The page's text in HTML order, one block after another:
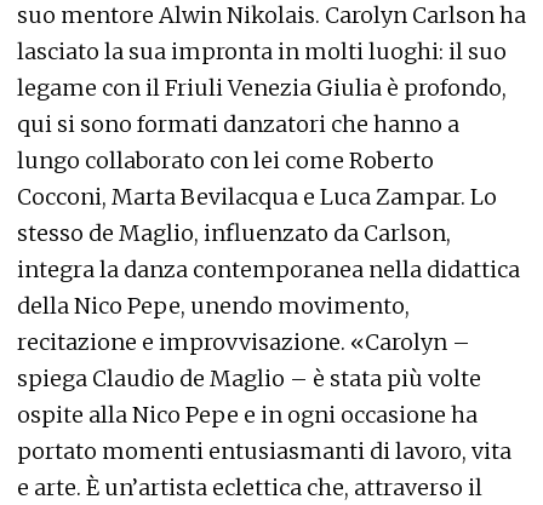
suo mentore Alwin Nikolais. Carolyn Carlson ha
lasciato la sua impronta in molti luoghi: il suo
legame con il Friuli Venezia Giulia è profondo,
qui si sono formati danzatori che hanno a
lungo collaborato con lei come Roberto
Cocconi, Marta Bevilacqua e Luca Zampar. Lo
stesso de Maglio, influenzato da Carlson,
integra la danza contemporanea nella didattica
della Nico Pepe, unendo movimento,
recitazione e improvvisazione. «Carolyn –
spiega Claudio de Maglio – è stata più volte
ospite alla Nico Pepe e in ogni occasione ha
portato momenti entusiasmanti di lavoro, vita
e arte. È un’artista eclettica che, attraverso il